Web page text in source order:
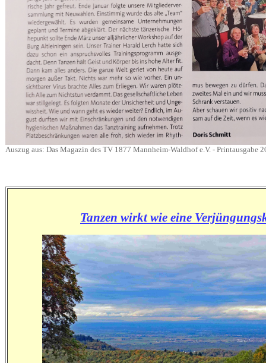
Auszug aus: Das Magazin des TV 1877 Mannheim-Waldhof e.V. - Printausgabe
Tanzen wirkt wie eine